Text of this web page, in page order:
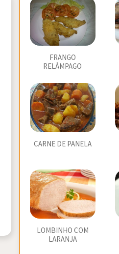
FRANGO
RELÂMPAGO
CARNE DE PANELA
LOMBINHO COM
LARANJA